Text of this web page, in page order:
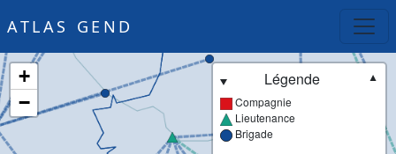
ATLAS GEND
+
−
Légende
▼
Compagnie
Lieutenance
Brigade